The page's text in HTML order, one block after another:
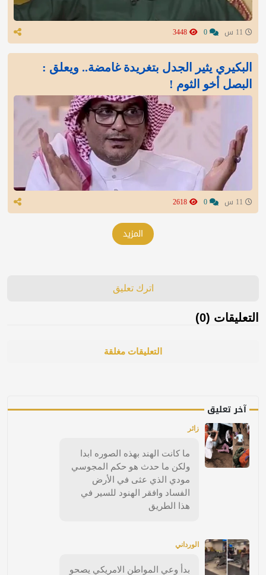
البكيري يثير الجدل بتغريدة غامضة.. ويعلق :
البصل أخو الثوم !
المزيد
اترك تعليق
التعليقات (0)
التعليقات مغلقة
آخر تعليق
زائر
ما كانت الهند بهذه الصوره ابدا
ولكن ما حدث هو حكم المجوسي
مودي الذي عثى في الأرض
الفساد وافقر الهنود للسير في
هذا الطريق
الورداني
بدأ وعي المواطن الامريكي يصحو